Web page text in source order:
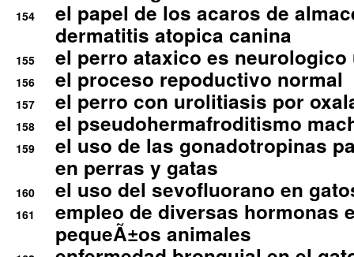
154
el papel de los acaros de
dermatitis atopica canina
155 el perro ataxico es
156 el proceso repoductivo normal
157 el perro con urolitiasis por
158 el pseudohermafroditismo
159
el uso de las gonadotropinas
en perras y gatas
160 el uso del sevofluorano en
161
empleo de diversas hormonas
pequeÃ±os animales